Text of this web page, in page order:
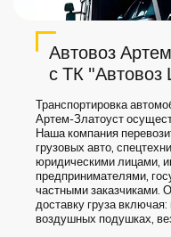
Автовоз
с ТК "Автовоз
Транспортировка
Артем-Златоуст
Наша компания
грузовых авто,
юридическими лицами,
предпринимателями,
частными заказчиками.
доставку груза
воздушных подушках,